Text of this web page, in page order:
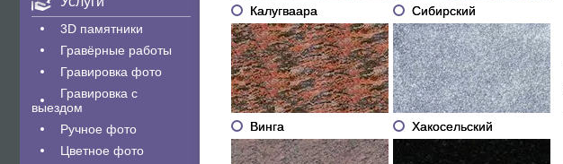
3D памятники
Гравëрные работы
Гравировка фото
Гравировка с
выездом
Ручное фото
Цветное фото
Калугваара Сибирский
Винга Хакосельский